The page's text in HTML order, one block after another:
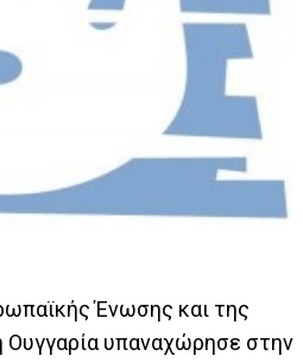
Ένωσης και της
Ουγγαρία υπαναχώρησε στην